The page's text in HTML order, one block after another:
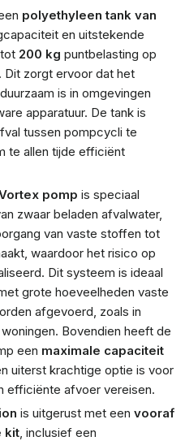
polyethyleen tank van
en uitstekende
200 kg puntbelasting op
zorgt ervoor dat het
is in omgevingen
apparatuur. De tank is
tussen pompcycli te
te allen tijde efficiënt
pomp is speciaal
zwaar beladen afvalwater,
van vaste stoffen tot
waardoor het risico op
Dit systeem is ideaal
grote hoeveelheden vaste
afgevoerd, zoals in
Bovendien heeft de
een maximale capaciteit
uiterst krachtige optie is voor
efficiënte afvoer vereisen.
is uitgerust met een vooraf
kit, inclusief een